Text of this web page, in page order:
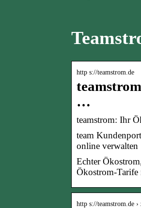
http s://teamstrom.de
…
teamstrom: Ihr
team
online verwalten
Echter
Ökostrom-Tarife
http s://teamstrom.de ›